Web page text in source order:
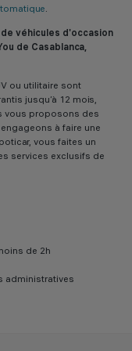
.
véhicules d'occasion
de Casablanca,
ou utilitaire sont
jusqu’à 12 mois,
vous proposons des
à faire une
vous faites un
services exclusifs de
de 2h
administratives